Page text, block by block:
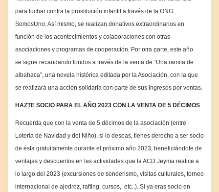
para luchar contra la prostitución infantil a través de la ONG
SomosUno. Así mismo, se realizan donativos extraordinarios en
función de los acontecimientos y colaboraciones con otras
asociaciones y programas de cooperación. Por otra parte, este año
se sigue recaudando fondos a través de la venta de “Una ramita de
albahaca”, una novela histórica editada por la Asociación, con la que
se realizará una acción solidaria con parte de sus ingresos por ventas.
HAZTE SOCIO PARA EL AÑO 2023 CON LA VENTA DE 5 DÉCIMOS
Recuerda que con la venta de 5 décimos de la asociación (entre
Lotería de Navidad y del Niño), si lo deseas, tienes derecho a ser socio
de ésta gratuitamente durante el próximo año 2023, beneficiándote de
ventajas y descuentos en las actividades que la ACD Jeyma realice a
lo largo del 2023 (excursiones de senderismo, visitas culturales, torneo
internacional de ajedrez, rafting, cursos, etc..). Si ya eras socio en